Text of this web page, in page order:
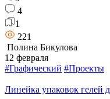
4
1
221
Полина Бикулова
12 февраля
#Графический #Проекты
Линейка упаковок гелей